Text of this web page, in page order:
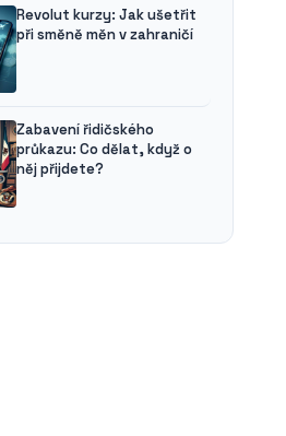
Revolut kurzy: Jak ušetřit
při směně měn v zahraničí
Zabavení řidičského
průkazu: Co dělat, když o
něj přijdete?